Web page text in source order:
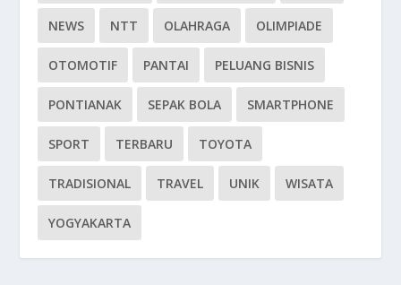
NEWS NTT OLAHRAGA OLIMPIADE
OTOMOTIF PANTAI PELUANG BISNIS
PONTIANAK SEPAK BOLA SMARTPHONE
SPORT TERBARU TOYOTA
TRADISIONAL TRAVEL UNIK WISATA
YOGYAKARTA